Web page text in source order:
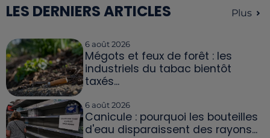
LES DERNIERS ARTICLES Plus
6 août 2026
Mégots et feux de forêt : les
industriels du tabac bientôt
taxés...
6 août 2026
Canicule : pourquoi les bouteilles
d'eau disparaissent des rayons...